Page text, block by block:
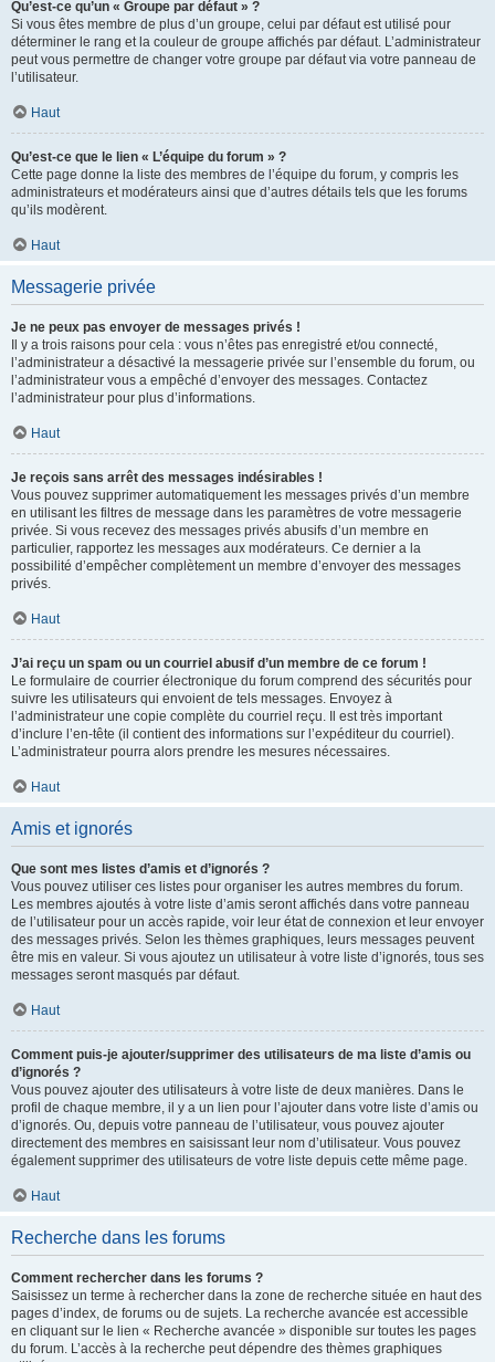
Qu’est-ce qu’un « Groupe par défaut » ?
Si vous êtes membre de plus d’un groupe, celui par défaut est utilisé pour
déterminer le rang et la couleur de groupe affichés par défaut. L’administrateur
peut vous permettre de changer votre groupe par défaut via votre panneau de
l’utilisateur.
Haut
Qu’est-ce que le lien « L’équipe du forum » ?
Cette page donne la liste des membres de l’équipe du forum, y compris les
administrateurs et modérateurs ainsi que d’autres détails tels que les forums
qu’ils modèrent.
Haut
Messagerie privée
Je ne peux pas envoyer de messages privés !
Il y a trois raisons pour cela : vous n’êtes pas enregistré et/ou connecté,
l’administrateur a désactivé la messagerie privée sur l’ensemble du forum, ou
l’administrateur vous a empêché d’envoyer des messages. Contactez
l’administrateur pour plus d’informations.
Haut
Je reçois sans arrêt des messages indésirables !
Vous pouvez supprimer automatiquement les messages privés d’un membre
en utilisant les filtres de message dans les paramètres de votre messagerie
privée. Si vous recevez des messages privés abusifs d’un membre en
particulier, rapportez les messages aux modérateurs. Ce dernier a la
possibilité d’empêcher complètement un membre d’envoyer des messages
privés.
Haut
J’ai reçu un spam ou un courriel abusif d’un membre de ce forum !
Le formulaire de courrier électronique du forum comprend des sécurités pour
suivre les utilisateurs qui envoient de tels messages. Envoyez à
l’administrateur une copie complète du courriel reçu. Il est très important
d’inclure l’en-tête (il contient des informations sur l’expéditeur du courriel).
L’administrateur pourra alors prendre les mesures nécessaires.
Haut
Amis et ignorés
Que sont mes listes d’amis et d’ignorés ?
Vous pouvez utiliser ces listes pour organiser les autres membres du forum.
Les membres ajoutés à votre liste d’amis seront affichés dans votre panneau
de l’utilisateur pour un accès rapide, voir leur état de connexion et leur envoyer
des messages privés. Selon les thèmes graphiques, leurs messages peuvent
être mis en valeur. Si vous ajoutez un utilisateur à votre liste d’ignorés, tous ses
messages seront masqués par défaut.
Haut
Comment puis-je ajouter/supprimer des utilisateurs de ma liste d’amis ou
d’ignorés ?
Vous pouvez ajouter des utilisateurs à votre liste de deux manières. Dans le
profil de chaque membre, il y a un lien pour l’ajouter dans votre liste d’amis ou
d’ignorés. Ou, depuis votre panneau de l’utilisateur, vous pouvez ajouter
directement des membres en saisissant leur nom d’utilisateur. Vous pouvez
également supprimer des utilisateurs de votre liste depuis cette même page.
Haut
Recherche dans les forums
Comment rechercher dans les forums ?
Saisissez un terme à rechercher dans la zone de recherche située en haut des
pages d’index, de forums ou de sujets. La recherche avancée est accessible
en cliquant sur le lien « Recherche avancée » disponible sur toutes les pages
du forum. L’accès à la recherche peut dépendre des thèmes graphiques